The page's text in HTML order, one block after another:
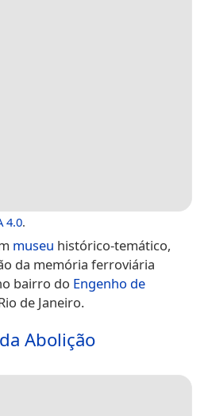
4.0.
museu histórico-temático,
da memória ferroviária
bairro do Engenho de
de Janeiro.
Abolição